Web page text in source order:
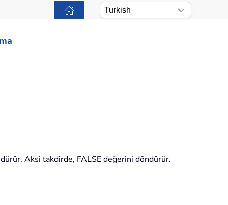
Aksi takdirde, FALSE değerini döndürür.